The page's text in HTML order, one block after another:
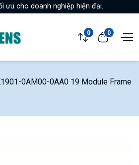
ưu cho doanh nghiệp hiện đại.
0 0
0AM00-0AA0 19 Module Frame